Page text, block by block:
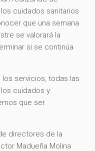
cuidados sanitarios
que una semana
se valorará la
si se continúa
servicios, todas las
cuidados y
que ser
directores de la
Madueña Molina